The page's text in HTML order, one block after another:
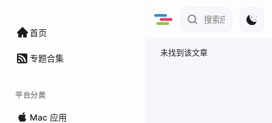
首页
专题合集
平台分类
Mac 应用
未找到该文章